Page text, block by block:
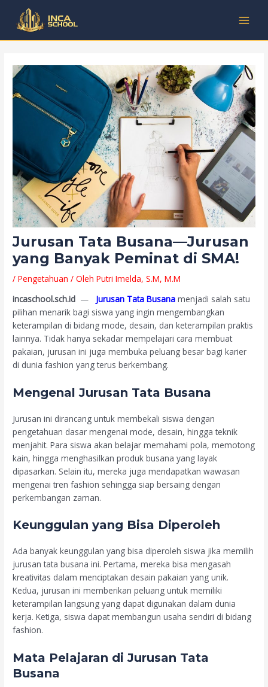
konten
Jurusan Tata Busana—Jurusan
yang Banyak Peminat di SMA!
/Pengetahuan / OlehPutri Imelda, S.M, M.M
incaschool.sch.id — Jurusan Tata Busana menjadi salah satu
pilihan menarik bagi siswa yang ingin mengembangkan
keterampilan di bidang mode, desain, dan keterampilan praktis
lainnya. Tidak hanya sekadar mempelajari cara membuat
pakaian, jurusan ini juga membuka peluang besar bagi karier
di dunia fashion yang terus berkembang.
Mengenal Jurusan Tata Busana
Jurusan ini dirancang untuk membekali siswa dengan
pengetahuan dasar mengenai mode, desain, hingga teknik
menjahit. Para siswa akan belajar memahami pola, memotong
kain, hingga menghasilkan produk busana yang layak
dipasarkan. Selain itu, mereka juga mendapatkan wawasan
mengenai tren fashion sehingga siap bersaing dengan
perkembangan zaman.
Keunggulan yang Bisa Diperoleh
Ada banyak keunggulan yang bisa diperoleh siswa jika memilih
jurusan tata busana ini. Pertama, mereka bisa mengasah
kreativitas dalam menciptakan desain pakaian yang unik.
Kedua, jurusan ini memberikan peluang untuk memiliki
keterampilan langsung yang dapat digunakan dalam dunia
kerja. Ketiga, siswa dapat membangun usaha sendiri di bidang
fashion.
Mata Pelajaran di Jurusan Tata
Busana
navigation
Kategori